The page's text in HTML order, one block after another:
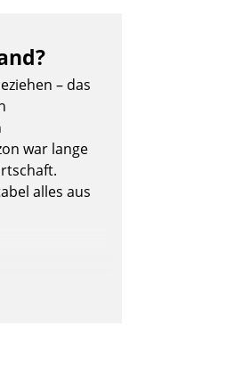
– das
war lange
alles aus